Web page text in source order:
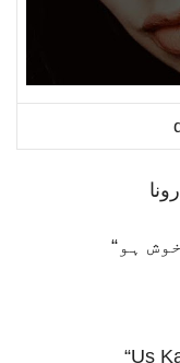
“ہو
“Us